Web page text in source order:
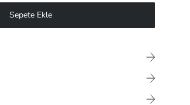
Sepete Ekle